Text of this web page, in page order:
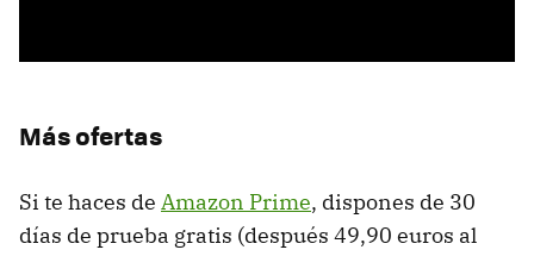
Más ofertas
Si te haces de Amazon Prime, dispones de 30
días de prueba gratis (después 49,90 euros al